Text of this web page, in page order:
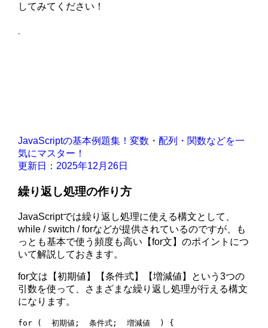
してみてください！
JavaScriptの基本例題集！変数・配列・関数などを一
気にマスター！
更新日：2025年12月26日
繰り返し処理の作り方
JavaScriptでは繰り返し処理に使える構文として、
while / switch / forなどが提供されているのですが、も
っとも基本で使う頻度も高い【for文】のポイントにつ
いて解説しておきます。
for文は【初期値】【条件式】【増減値】という3つの
引数を使って、さまざまな繰り返し処理が行える構文
になります。
for (  初期値;  条件式;  増減値  ) {